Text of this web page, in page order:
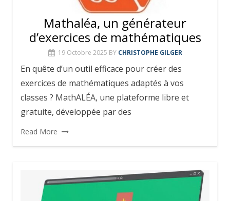
Mathaléa, un générateur
d’exercices de mathématiques
19 Octobre 2025 BY CHRISTOPHE GILGER
En quête d’un outil efficace pour créer des
exercices de mathématiques adaptés à vos
classes ? MathALÉA, une plateforme libre et
gratuite, développée par des
Read More